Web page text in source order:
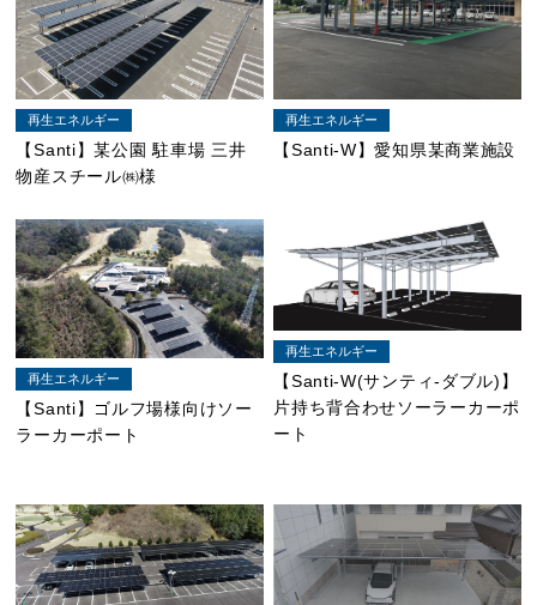
再生エネルギー
【Santi】某公園 駐車場 三井
物産スチール㈱様
再生エネルギー
【Santi-W】愛知県某商業施設
再生エネルギー
【Santi】ゴルフ場様向けソー
ラーカーポート
再生エネルギー
【Santi-W(サンティ-ダブル)】
片持ち背合わせソーラーカーポ
ート